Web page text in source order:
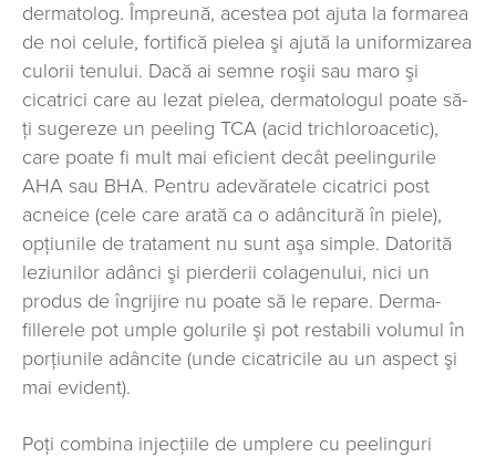
dermatolog. Împreună, acestea pot ajuta la formarea
de noi celule, fortifică pielea şi ajută la uniformizarea
culorii tenului. Dacă ai semne roşii sau maro şi
cicatrici care au lezat pielea, dermatologul poate să-
ţi sugereze un peeling TCA (acid trichloroacetic),
care poate fi mult mai eficient decât peelingurile
AHA sau BHA. Pentru adevăratele cicatrici post
acneice (cele care arată ca o adâncitură în piele),
opţiunile de tratament nu sunt aşa simple. Datorită
leziunilor adânci şi pierderii colagenului, nici un
produs de îngrijire nu poate să le repare. Derma-
fillerele pot umple golurile şi pot restabili volumul în
porţiunile adâncite (unde cicatricile au un aspect şi
mai evident).
Poţi combina injecţiile de umplere cu peelinguri